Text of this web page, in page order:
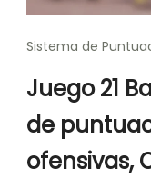
Sistema de
Juego 21
de
ofensivas,